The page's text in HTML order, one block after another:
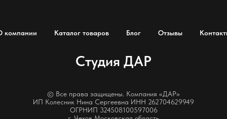
компании Каталог товаров Блог Отзывы
Студия ДАР
© Все права защищены. Компания «ДАР»
ИП Колесник Нина Сергеевна ИНН 262704629949
ОГРНИП 324508100597006